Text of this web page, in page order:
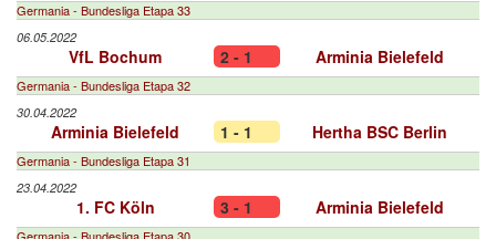
Germania - Bundesliga Etapa 33
06.05.2022
VfL Bochum 2 - 1 Arminia Bielefeld
Germania - Bundesliga Etapa 32
30.04.2022
Arminia Bielefeld 1 - 1 Hertha BSC Berlin
Germania - Bundesliga Etapa 31
23.04.2022
1. FC Köln 3 - 1 Arminia Bielefeld